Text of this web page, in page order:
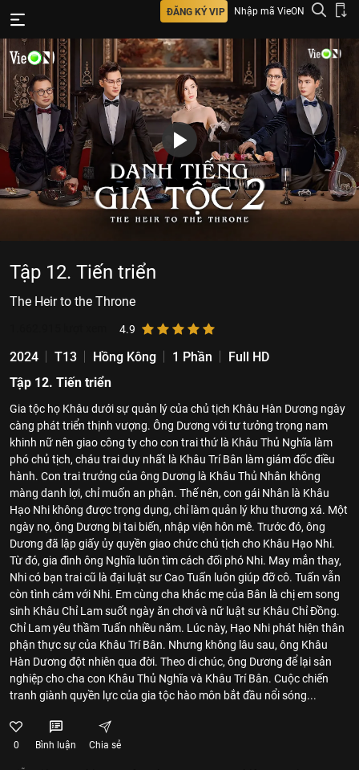
ĐĂNG KÝ VIP Nhập mã VieON
Tập 12. Tiến triển
The Heir to the Throne
4.9
2024 T13 Hồng Kông 1 Phần
Full HD
Tập 12. Tiến triển
Gia tộc họ Khâu dưới sự quản lý của chủ tịch Khâu Hàn Dương ngày
càng phát triển thịnh vượng. Ông Dương với tư tưởng trọng nam
khinh nữ nên giao công ty cho con trai thứ là Khâu Thủ Nghĩa làm
phó chủ tịch, cháu trai duy nhất là Khâu Trí Bân làm giám đốc điều
hành. Con trai trưởng của ông Dương là Khâu Thủ Nhân không
màng danh lợi, chỉ muốn an phận. Thế nên, con gái Nhân là Khâu
Hạo Nhi không được trọng dụng, chỉ làm quản lý khu thương xá. Một
ngày nọ, ông Dương bị tai biến, nhập viện hôn mê. Trước đó, ông
Dương đã lập giấy ủy quyền giao chức chủ tịch cho Khâu Hạo Nhi.
Từ đó, gia đình ông Nghĩa luôn tìm cách đối phó Nhi. May mắn thay,
Nhi có bạn trai cũ là đại luật sư Cao Tuấn luôn giúp đỡ cô. Tuấn vẫn
còn tình cảm với Nhi. Em cùng cha khác mẹ của Bân là chị em song
sinh Khâu Chỉ Lam suốt ngày ăn chơi và nữ luật sư Khâu Chỉ Đồng.
Chỉ Lam yêu thầm Tuấn nhiều năm. Lúc này, Hạo Nhi phát hiện thân
phận thực sự của Khâu Trí Bân. Nhưng không lâu sau, ông Khâu
Hàn Dương đột nhiên qua đời. Theo di chúc, ông Dương để lại sản
nghiệp cho cha con Khâu Thủ Nghĩa và Khâu Trí Bân. Cuộc chiến
tranh giành quyền lực của gia tộc hào môn bắt đầu nổi sóng...
0 Bình luận Chia sẻ